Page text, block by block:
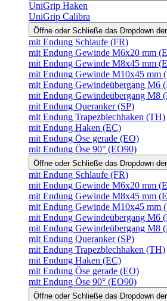
UniGrip Haken
UniGrip Calibra
Öffne oder Schließe das Dropdown
mit Endung Schlaufe (FR)
mit Endung Gewinde M6x20 mm
mit Endung Gewinde M8x45 mm
mit Endung Gewinde M10x45 mm
mit Endung Gewindeübergang M6
mit Endung Gewindeübergang M8
mit Endung Queranker (SP)
mit Endung Trapezblechhaken (TH)
mit Endung Haken (EC)
mit Endung Öse gerade (EO)
mit Endung Öse 90° (EO90)
Öffne oder Schließe das Dropdown
mit Endung Schlaufe (FR)
mit Endung Gewinde M6x20 mm
mit Endung Gewinde M8x45 mm
mit Endung Gewinde M10x45 mm
mit Endung Gewindeübergang M6
mit Endung Gewindeübergang M8
mit Endung Queranker (SP)
mit Endung Trapezblechhaken (TH)
mit Endung Haken (EC)
mit Endung Öse gerade (EO)
mit Endung Öse 90° (EO90)
Öffne oder Schließe das Dropdown